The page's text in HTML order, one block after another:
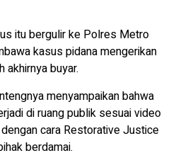
itu bergulir ke Polres Metro
kasus pidana mengerikan
akhirnya buyar.
menyampaikan bahwa
di ruang publik sesuai video
cara Restorative Justice
berdamai.